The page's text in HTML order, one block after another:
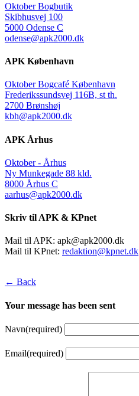
Oktober Bogbutik
Skibhusvej 100
5000 Odense C
odense@apk2000.dk
APK København
Oktober Bogcafé København
Frederikssundsvej 116B, st th.
2700 Brønshøj
kbh@apk2000.dk
APK Århus
Oktober - Århus
Ny Munkegade 88 kld.
8000 Århus C
aarhus@apk2000.dk
Skriv til APK & KPnet
Mail til APK: apk@apk2000.dk
Mail til KPnet: redaktion@kpnet.dk
← Back
Your message has been sent
Navn(required)
Email(required)